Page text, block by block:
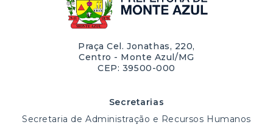
Praça Cel. Jonathas, 220,
Centro - Monte Azul/MG
CEP: 39500-000
Secretarias
Secretaria de Administração e Recursos Humanos